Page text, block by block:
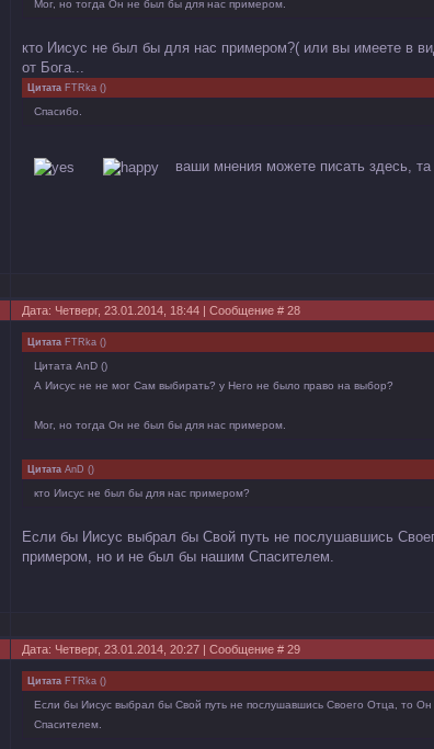
Мог, но тогда Он не был бы для нас примером.
кто Иисус не был бы для нас примером?( или вы имеете в
от Бога...
Цитата FTRka ()
Спасибо.
ваши мнения можете писать здесь,
Дата: Четверг, 23.01.2014, 18:44 | Сообщение # 28
Цитата FTRka ()
Цитата AnD ()
А Иисус не не мог Сам выбирать? у Него не было право на выбор?
Мог, но тогда Он не был бы для нас примером.
Цитата AnD ()
кто Иисус не был бы для нас примером?
Если бы Иисус выбрал бы Свой путь не послушавшись
примером, но и не был бы нашим Спасителем.
Дата: Четверг, 23.01.2014, 20:27 | Сообщение # 29
Цитата FTRka ()
Если бы Иисус выбрал бы Свой путь не послушавшись Своего Отца, то
Спасителем.